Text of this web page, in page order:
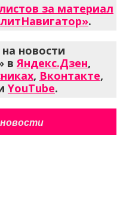
за материал
.
новости
в Яндекс.Дзен,
, Вконтакте,
YouTube.